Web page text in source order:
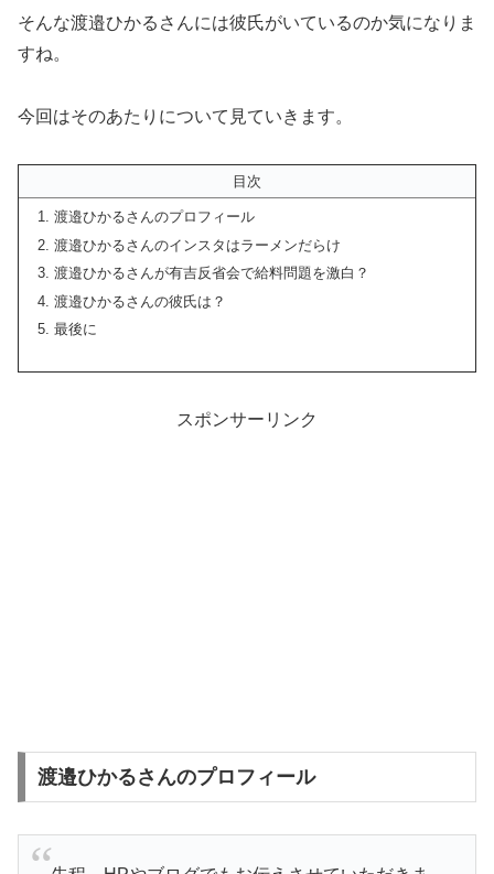
そんな渡邉ひかるさんには彼氏がいているのか気になりま
すね。
今回はそのあたりについて見ていきます。
目次
渡邉ひかるさんのプロフィール
渡邉ひかるさんのインスタはラーメンだらけ
渡邉ひかるさんが有吉反省会で給料問題を激白？
渡邉ひかるさんの彼氏は？
最後に
スポンサーリンク
渡邉ひかるさんのプロフィール